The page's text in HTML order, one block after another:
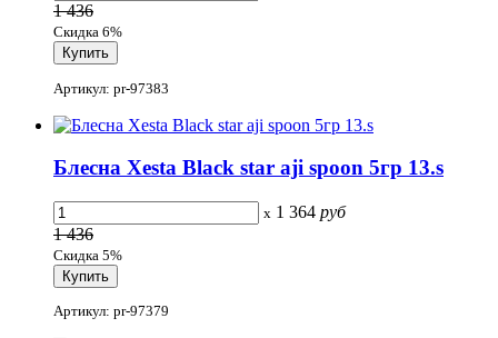
1 436
Скидка 6%
Артикул: pr-97383
Блесна Xesta Black star aji spoon 5гр 13.s
x 1 364 руб
1 436
Скидка 5%
Артикул: pr-97379